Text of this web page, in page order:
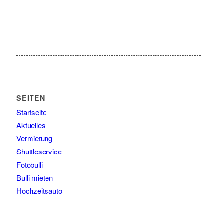
SEITEN
Startseite
Aktuelles
Vermietung
Shuttleservice
Fotobulli
Bulli mieten
Hochzeitsauto